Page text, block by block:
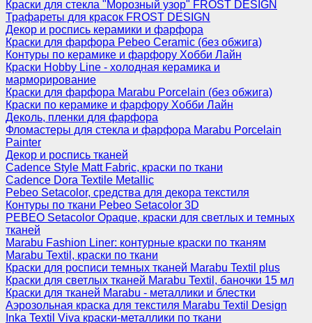
Краски для стекла "Морозный узор" FROST DESIGN
Трафареты для красок FROST DESIGN
Декор и роспись керамики и фарфора
Краски для фарфора Pebeo Ceramic (без обжига)
Контуры по керамике и фарфору Хобби Лайн
Краски Hobby Line - холодная керамика и
марморирование
Краски для фарфора Marabu Porcelain (без обжига)
Краски по керамике и фарфору Хобби Лайн
Деколь, пленки для фарфора
Фломастеры для стекла и фарфора Marabu Porcelain
Painter
Декор и роспись тканей
Cadence Style Matt Fabric, краски по ткани
Cadence Dora Textile Metallic
Pebeo Setacolor, средства для декора текстиля
Контуры по ткани Pebeo Setacolor 3D
PEBEO Setacolor Opaque, краски для светлых и темных
тканей
Marabu Fashion Liner: контурные краски по тканям
Marabu Textil, краски по ткани
Краски для росписи темных тканей Marabu Textil plus
Краски для светлых тканей Marabu Textil, баночки 15 мл
Краски для тканей Marabu - металлики и блестки
Аэрозольная краска для текстиля Marabu Textil Design
Inka Textil Viva краски-металлики по ткани